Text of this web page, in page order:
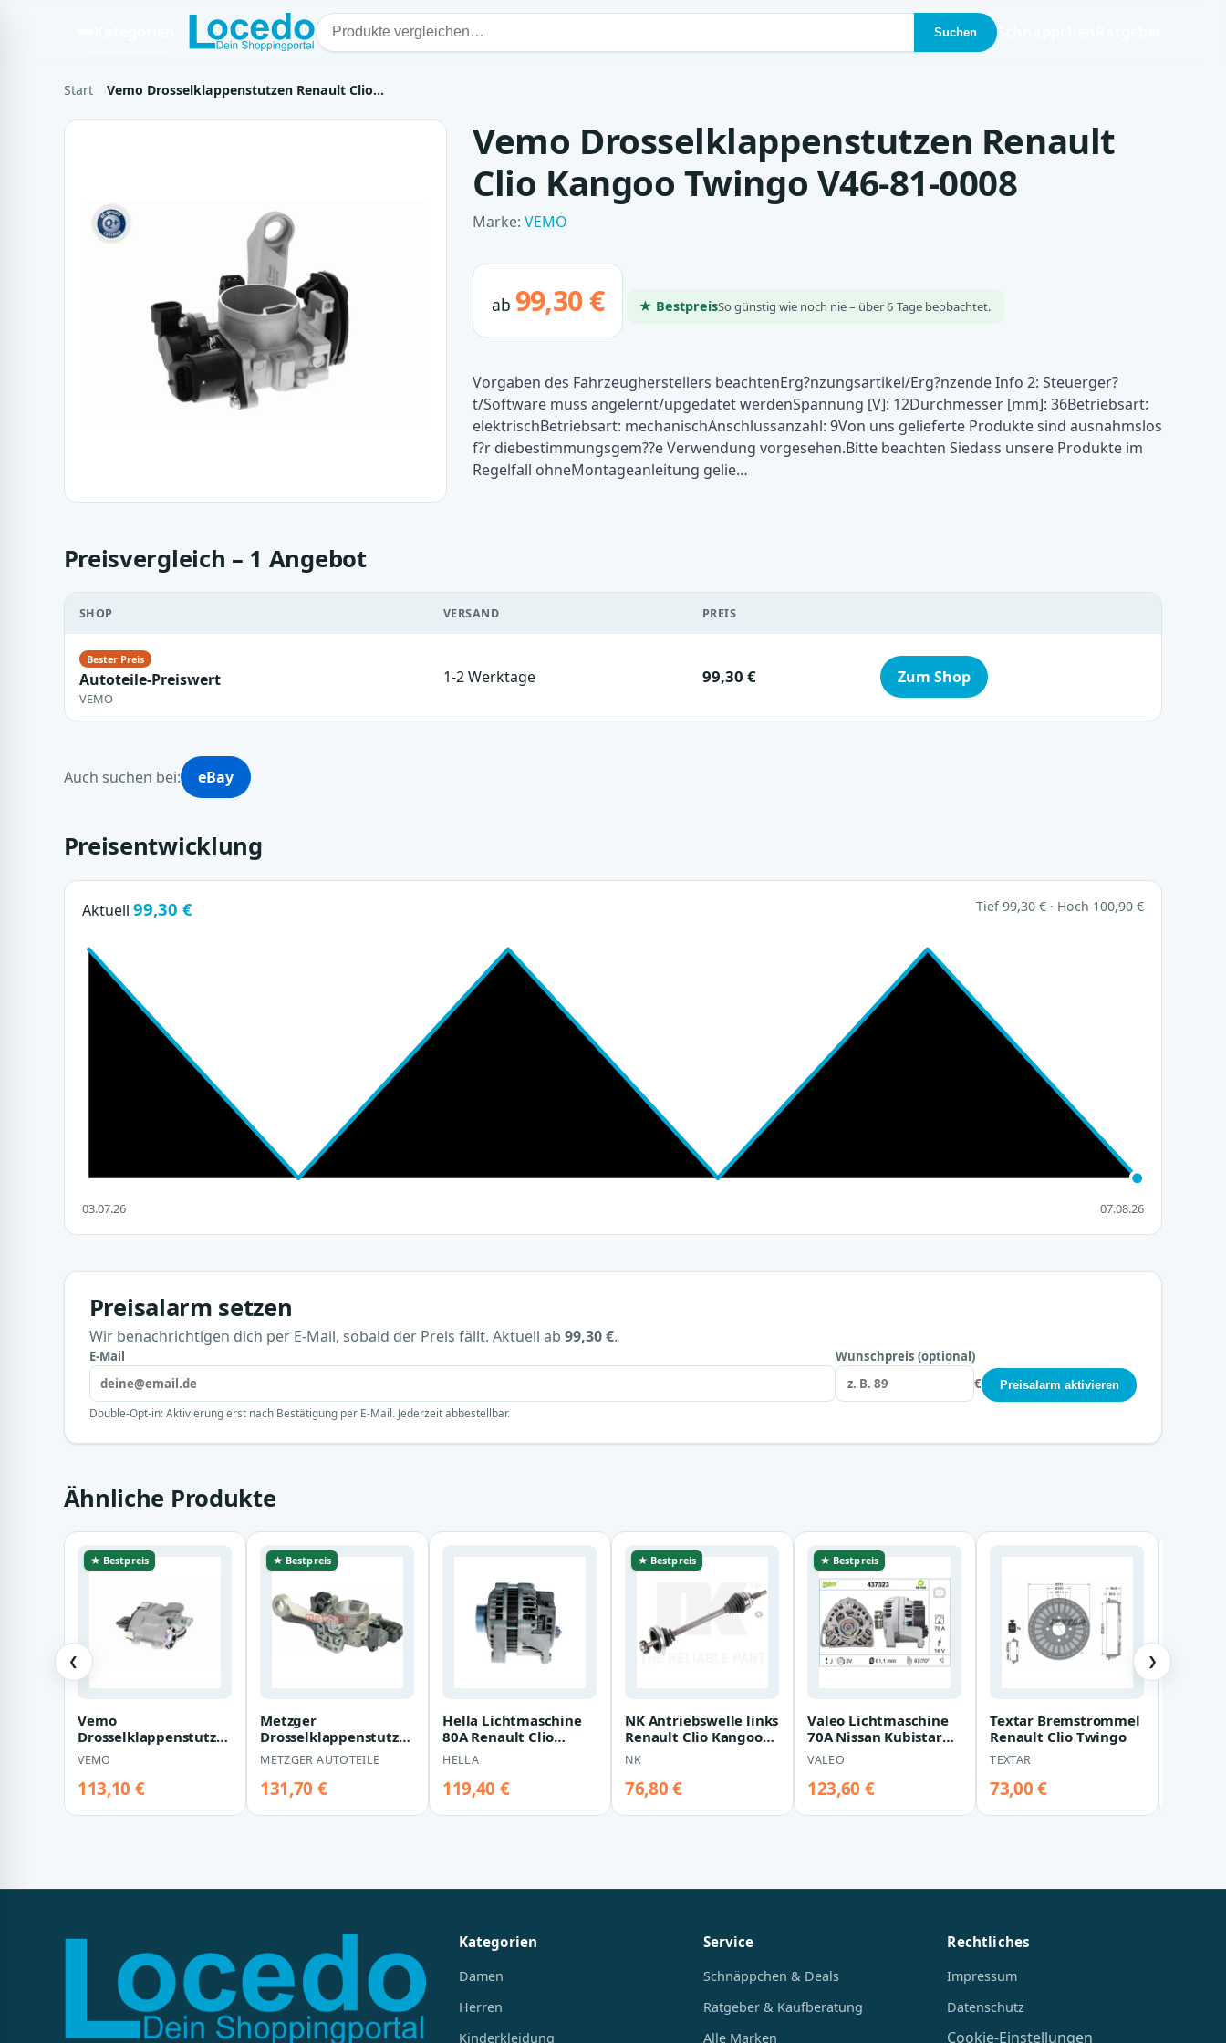
Suchen
Start Vemo Drosselklappenstutzen Renault Clio…
Vemo Drosselklappenstutzen Renault
Clio Kangoo Twingo V46-81-0008
Marke:VEMO
ab 99,30 € ★ BestpreisSo günstig wie noch nie – über 6 Tage beobachtet.
Vorgaben des Fahrzeugherstellers beachtenErg?nzungsartikel/Erg?nzende Info 2: Steuerger?
t/Software muss angelernt/upgedatet werdenSpannung [V]: 12Durchmesser [mm]: 36Betriebsart:
elektrischBetriebsart: mechanischAnschlussanzahl: 9Von uns gelieferte Produkte sind ausnahmslos
f?r diebestimmungsgem??e Verwendung vorgesehen.Bitte beachten Siedass unsere Produkte im
Regelfall ohneMontageanleitung gelie…
Preisvergleich – 1 Angebot
SHOP VERSAND PREIS
Autoteile-Preiswert
VEMO
1-2 Werktage 99,30 € Zum Shop
Auch suchen bei: eBay
Preisentwicklung
Aktuell 99,30 € Tief 99,30 € · Hoch 100,90 €
03.07.26 07.08.26
Preisalarm setzen
Wir benachrichtigen dich per E-Mail, sobald der Preis fällt. Aktuell ab 99,30 €.
E-Mail
Wunschpreis (optional)
€
Preisalarm aktivieren
Double-Opt-in: Aktivierung erst nach Bestätigung per E-Mail. Jederzeit abbestellbar.
Ähnliche Produkte
❮
★ Bestpreis
Vemo
Drosselklappenstutzen
Renault Clio Kangoo
Twingo V46-81-0007
VEMO
113,10 €
★ Bestpreis
Metzger
Drosselklappenstutzen
Renault Clio Kangoo
Twingo
METZGER AUTOTEILE
131,70 €
Hella Lichtmaschine
80A Renault Clio
Kangoo Twingo
HELLA
119,40 €
★ Bestpreis
NK Antriebswelle links
Renault Clio Kangoo
Thalia Twingo
NK
76,80 €
★ Bestpreis
Valeo Lichtmaschine
70A Nissan Kubistar
Renault Clio Kangoo
Thalia Twi…
VALEO
123,60 €
Textar Bremstrommel
Renault Clio Twingo
TEXTAR
73,00 €
❯
Kategorien
Damen
Herren
Kinderkleidung
Service
Schnäppchen & Deals
Ratgeber & Kaufberatung
Alle Marken
Rechtliches
Impressum
Datenschutz
Cookie-Einstellungen